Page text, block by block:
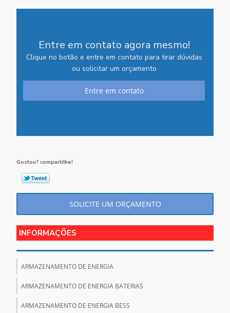
Entre em contato agora mesmo!
Clique no botão e entre em contato para tirar dúvidas
ou solicitar um orçamento
Entre em contato
Gostou? compartilhe!
SOLICITE UM ORÇAMENTO
INFORMAÇÕES
ARMAZENAMENTO DE ENERGIA
ARMAZENAMENTO DE ENERGIA BATERIAS
ARMAZENAMENTO DE ENERGIA BESS